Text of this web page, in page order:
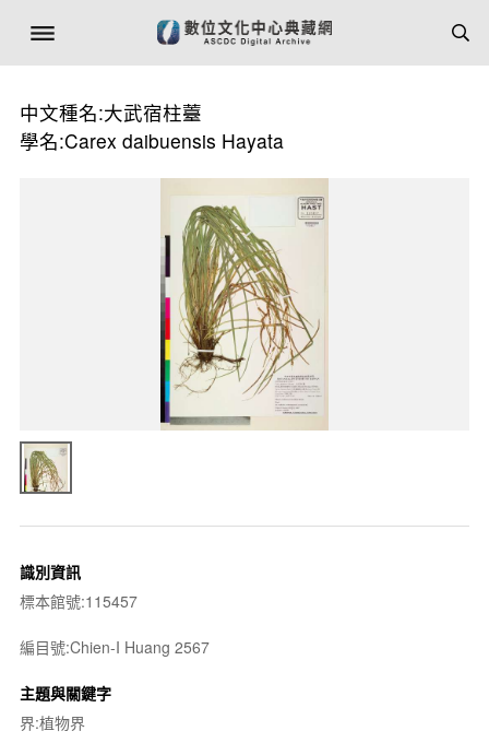
中文種名:大武宿柱薹
學名:Carex daibuensis Hayata
識別資訊
標本館號:115457
編目號:Chien-I Huang 2567
主題與關鍵字
界:植物界